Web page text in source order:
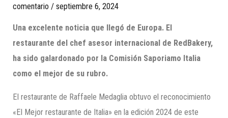
comentario /septiembre 6, 2024
Una excelente noticia que llegó de Europa. El
restaurante del chef asesor internacional de RedBakery,
ha sido galardonado por la Comisión Saporiamo Italia
como el mejor de su rubro.
El restaurante de Raffaele Medaglia obtuvo el reconocimiento
«El Mejor restaurante de Italia» en la edición 2024 de este